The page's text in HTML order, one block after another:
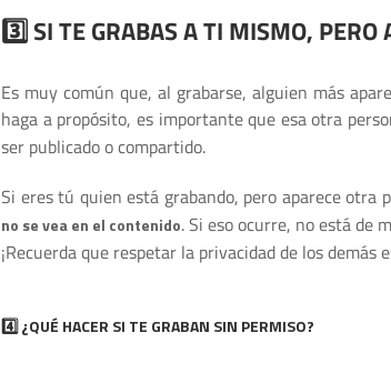
3️⃣ SI TE GRABAS A TI MISMO, PERO
Es muy común que, al grabarse, alguien más
haga a propósito, es importante que esa otra
ser publicado o compartido.
Si eres tú quien está grabando, pero aparece otra
no se vea en el contenido. Si eso ocurre, no está de
¡Recuerda que respetar la privacidad de los demás
4️⃣ ¿QUÉ HACER SI TE GRABAN SIN PERMISO?